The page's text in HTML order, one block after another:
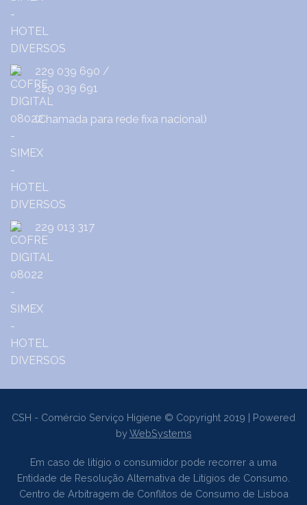
229 039 690 /
229 039 691
(Chamada para rede fixa nacional)
229 013 317
CSH - Comércio Serviço Higiene © Copyright 2019 | Powered
byWebSystems
Em caso de litígio o consumidor pode recorrer a uma
Entidade de Resolução Alternativa de Litígios de Consumo.
Centro de Arbitragem de Conflitos de Consumo de Lisboa